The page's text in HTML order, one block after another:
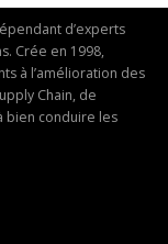
d’experts
Crée en 1998,
à l’amélioration des
Chain, de
bien conduire les